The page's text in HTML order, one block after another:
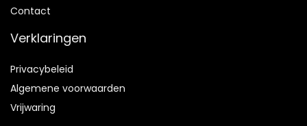
Contact
Verklaringen
Privacybeleid
Algemene voorwaarden
Vrijwaring